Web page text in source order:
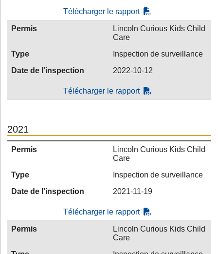
Télécharger le rapport
Permis
Lincoln Curious Kids Child
Care
Type
Inspection de surveillance
Date de l'inspection
2022-10-12
Télécharger le rapport
2021
Permis
Lincoln Curious Kids Child
Care
Type
Inspection de surveillance
Date de l'inspection
2021-11-19
Télécharger le rapport
Permis
Lincoln Curious Kids Child
Care